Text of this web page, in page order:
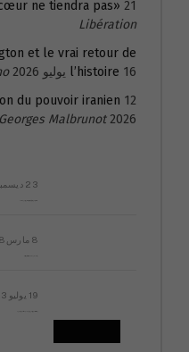
ne tiendra pas» 21 يوليو 2026
Libération
et le vrai retour de
l’histoire 16 يوليو 2026
du pouvoir iranien
2026
Georges Malbrunot
23 ديسمبر 2011
8 مارس 2008
19 يوليو 2023